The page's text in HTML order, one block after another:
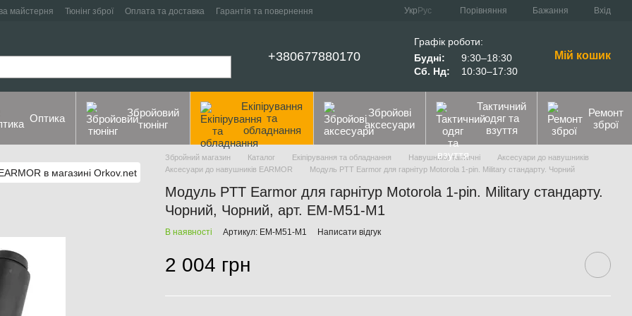
майстерня Тюнінг зброї Оплата та доставка
Гарантія та повернення
Укр Рус Порівняння Бажання Вхід
+380677880170
Графік роботи:
Будні:
9:30–18:30
Сб. Нд:
10:30–17:30
Мій кошик
Оптика
Збройовий
тюнінг
Екіпірування
та
обладнання
Збройові
аксесуари
Тактичний
одяг та
взуття
Ремонт
зброї
Збройний магазин Каталог Екіпірування та обладнання Навушники тактичні
Аксесуари до навушників
Аксесуари до навушників EARMOR
Модуль PTT Earmor для гарнітур Motorola 1-pin. Military стандарту. Чорний
Модуль PTT Earmor для гарнітур Motorola 1-pin. Military стандарту.
Чорний, Чорний, арт. EM-M51-M1
В наявності Артикул: EM-M51-M1 Написати відгук
2 004 грн